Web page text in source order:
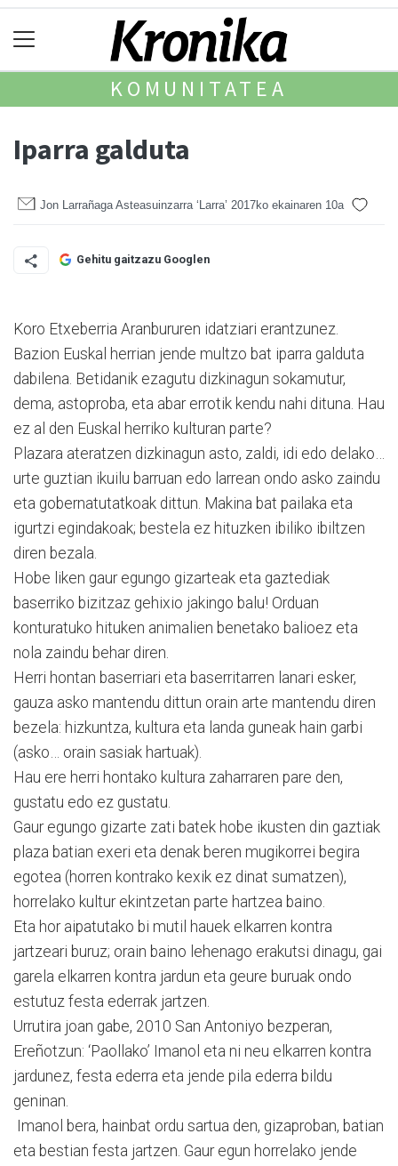
KOMUNITATEA
Iparra galduta
Jon Larrañaga Asteasuinzarra ‘Larra’ 2017ko ekainaren 10a
Gehitu gaitzazu Googlen
Koro Etxeberria Aranbururen idatziari erantzunez.
Bazion Euskal herrian jende multzo bat iparra galduta
dabilena. Betidanik ezagutu dizkinagun sokamutur,
dema, astoproba, eta abar errotik kendu nahi dituna. Hau
ez al den Euskal herriko kulturan parte?
Plazara ateratzen dizkinagun asto, zaldi, idi edo delako…
urte guztian ikuilu barruan edo larrean ondo asko zaindu
eta gobernatutatkoak dittun. Ma­ki­na bat pailaka eta
igurtzi egindakoak; bestela ez hituzken ibiliko ibiltzen
diren bezala.
Hobe liken gaur egungo gizarteak eta gaztediak
baserriko bizitzaz gehixio jakingo balu! Orduan
konturatuko hituken animalien benetako balioez eta
nola zaindu behar diren.
Herri hontan baserriari eta baserritarren lanari esker,
gau­za asko mantendu dittun orain arte mantendu diren
bezela: hizkuntza, kultura eta landa guneak hain garbi
(asko… orain sasiak hartuak).
Hau ere herri hontako kultura zaharraren pare den,
gustatu edo ez gustatu.
Gaur egungo gizarte zati batek hobe ikusten din gaztiak
plaza batian exeri eta denak beren mugikorrei begira
egotea (horren kontrako kexik ez di­nat sumatzen),
horrelako kultur ekintzetan parte hartzea baino.
Eta hor aipatutako bi mutil hauek elkarren kontra
jartzeari buruz; orain baino lehenago erakutsi dinagu, gai
garela elkarren kontra jardun eta geure buruak ondo
estutuz festa ederrak jartzen.
Urrutira joan gabe, 2010 San Antoniyo bezperan,
Ereñotzun: ‘Paollako’ Imanol eta ni neu elkarren kontra
jardunez, festa ederra eta jende pila ederra bildu
geninan.
Imanol bera, hainbat ordu sartua den, gizaproban, batian
eta bestian festa jartzen. Gaur egun horrelako jende